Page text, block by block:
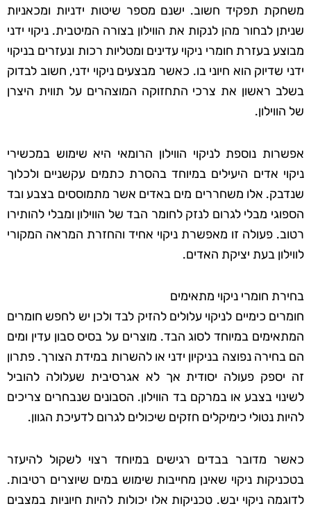
משחקת תפקיד חשוב. ישנם מספר שיטות ידניות ומכאניות
שניתן לבחור מהן לנקות את הווילון בצורה המיטבית. ניקוי ידני
מבוצע בעזרת חומרי ניקוי עדינים ומטליות רכות ונעזרים בניקוי
ידני שדיוק הוא חיוני בו. כאשר מבצעים ניקוי ידני, חשוב לבדוק
בשלב ראשון את צרכי התחזוקה המוצהרים על תווית היצרן
של הווילון.
אפשרות נוספת לניקוי הווילון הרומאי היא שימוש במכשירי
ניקוי אדים היעילים במיוחד בהסרת כתמים עקשניים ולכלוך
שנדבק. אלו משחררים מים באדים אשר מתמוססים בצבע ובד
הספוגי מבלי לגרום לנזק לחומר הבד של הווילון ומבלי להותירו
רטוב. פעולה זו מאפשרת ניקוי אחיד והחזרת המראה המקורי
לווילון בעת יציקת האדים.
בחירת חומרי ניקוי מתאימים
חומרים כימיים לניקוי עלולים להזיק לבד ולכן יש לחפש חומרים
המתאימים במיוחד לסוג הבד. מוצרים על בסיס סבון עדין ומים
הם בחירה נפוצה בניקיון ידני או להשרות במידת הצורך. פתרון
זה יספק פעולה יסודית אך לא אגרסיבית שעלולה להוביל
לשינוי בצבע או במרקם בד הווילון. הסבונים שנבחרים צריכים
להיות נטולי כימיקלים חזקים שיכולים לגרום לדעיכת הגוון.
כאשר מדובר בבדים רגישים במיוחד רצוי לשקול להיעזר
בטכניקות ניקוי שאינן מחייבות שימוש במים שיוצרים רטיבות.
לדוגמה ניקוי יבש. טכניקות אלו יכולות להיות חיוניות במצבים